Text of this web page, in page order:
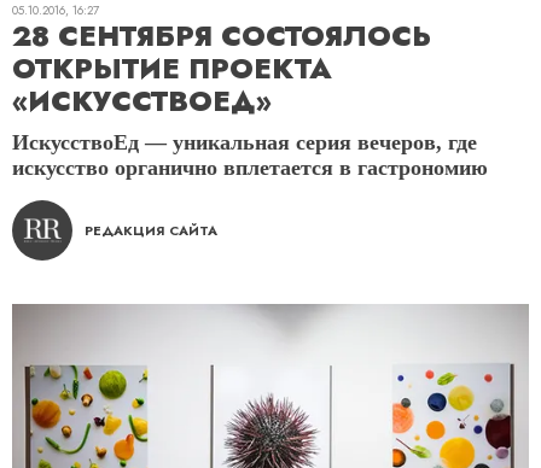
05.10.2016, 16:27
28 СЕНТЯБРЯ СОСТОЯЛОСЬ
ОТКРЫТИЕ ПРОЕКТА
«ИСКУССТВОЕД»
ИскусствоЕд — уникальная серия вечеров, где
искусство органично вплетается в гастрономию
РЕДАКЦИЯ САЙТА